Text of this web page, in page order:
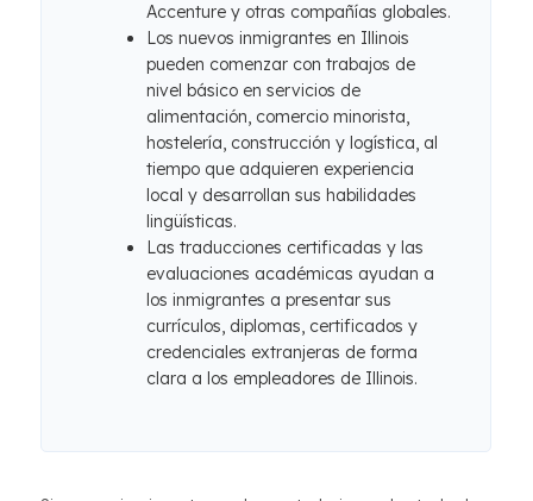
Accenture y otras compañías globales.
Los nuevos inmigrantes en Illinois
pueden comenzar con trabajos de
nivel básico en servicios de
alimentación, comercio minorista,
hostelería, construcción y logística, al
tiempo que adquieren experiencia
local y desarrollan sus habilidades
lingüísticas.
Las traducciones certificadas y las
evaluaciones académicas ayudan a
los inmigrantes a presentar sus
currículos, diplomas, certificados y
credenciales extranjeras de forma
clara a los empleadores de Illinois.